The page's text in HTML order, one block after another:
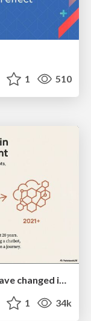
1 510
How Software Deployment tools have changed in the past 20 years
1 34k